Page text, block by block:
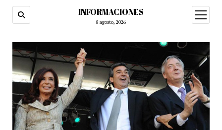
INFORMACIONES
8 agosto, 2026
abrir
menú